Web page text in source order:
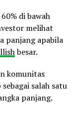
di bawah
melihat
panjang apabila
besar.
komunitas
salah satu
panjang.